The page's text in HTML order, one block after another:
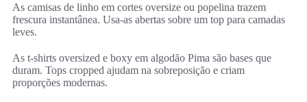
As camisas de linho em cortes oversize ou popelina trazem
frescura instantânea. Usa-as abertas sobre um top para camadas
leves.
As t-shirts oversized e boxy em algodão Pima são bases que
duram. Tops cropped ajudam na sobreposição e criam
proporções modernas.